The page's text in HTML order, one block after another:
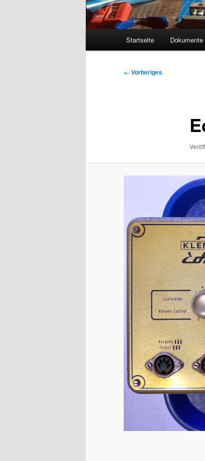
Startseite Dokumente
Bilder-
← Vorheriges